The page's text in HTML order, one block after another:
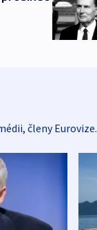
členy Eurovize.